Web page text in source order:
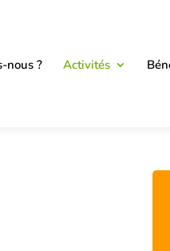
nous ? Activités